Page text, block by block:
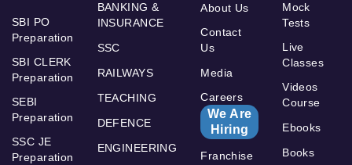
SBI PO
Preparation
SBI CLERK
Preparation
SEBI
Preparation
SSC JE
Preparation
BANKING &
INSURANCE
SSC
RAILWAYS
TEACHING
DEFENCE
ENGINEERING
About Us
Contact
Us
Media
Careers
We Are
Hiring
Franchise
Mock
Tests
Live
Classes
Videos
Course
Ebooks
Books